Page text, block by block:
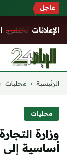
عاجل
الإعلانات تختفي.
التجاوز
الرئيسية › محليات ›
محليات
وزارة
أساسية